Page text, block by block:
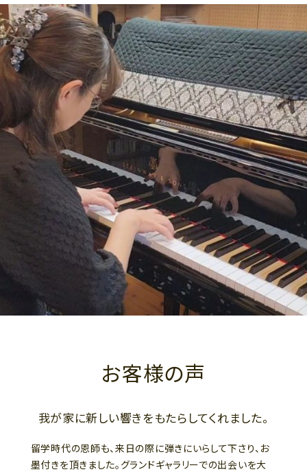
お客様の声
我が家に新しい響きをもたらしてくれました。
留学時代の恩師も、来日の際に弾きにいらして下さり、お
墨付きを頂きました。グランドギャラリーでの出会いを大